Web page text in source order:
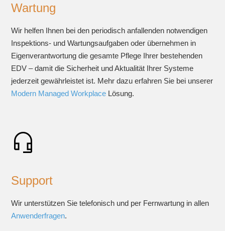
Wartung
Wir helfen Ihnen bei den periodisch anfallenden notwendigen
Inspektions- und Wartungsaufgaben oder übernehmen in
Eigenverantwortung die gesamte Pflege Ihrer bestehenden
EDV – damit die Sicherheit und Aktualität Ihrer Systeme
jederzeit gewährleistet ist. Mehr dazu erfahren Sie bei unserer
Modern Managed Workplace Lösung.
Support
Wir unterstützen Sie telefonisch und per Fernwartung in allen
Anwenderfragen.